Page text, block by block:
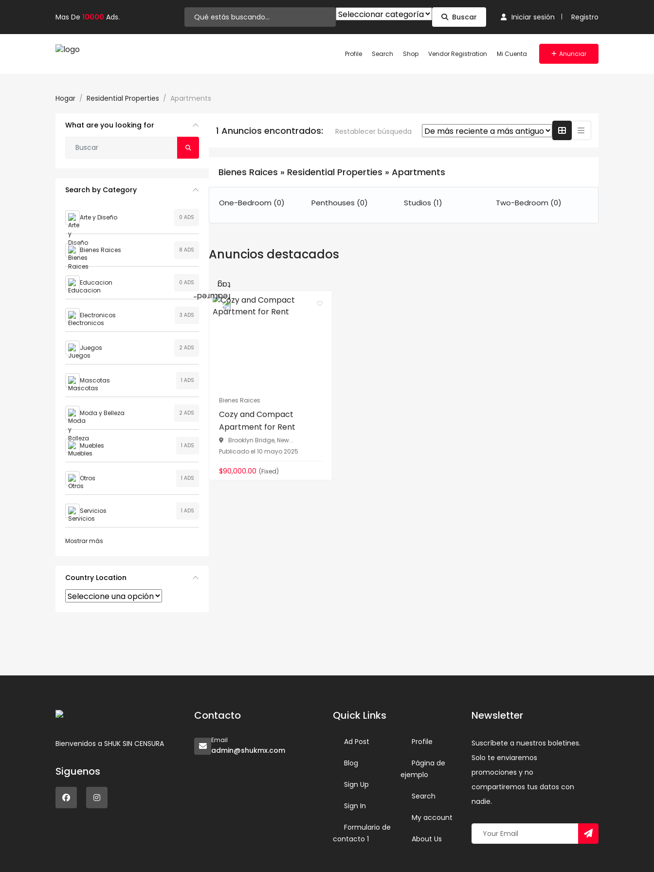
Mas De 10000 Ads. Buscar Iniciar sesión Registro
Profile Search Shop Vendor Registration Mi Cuenta Anunciar
Hogar Residential Properties Apartments
What are you looking for
Search by Category
Arte y Diseño 0 ADS
Bienes Raices 8 ADS
Educacion 0 ADS
Electronicos 3 ADS
Juegos 2 ADS
Mascotas 1 ADS
Moda y Belleza 2 ADS
Muebles 1 ADS
Otros 1 ADS
Servicios 1 ADS
Mostrar más
Country Location
1 Anuncios encontrados: Restablecer búsqueda
Bienes Raices » Residential Properties » Apartments
One-Bedroom (0) Penthouses (0) Studios (1) Two-Bedroom (0)
Anuncios destacados
Bienes Raices
Cozy and Compact
Apartment for Rent
Brooklyn Bridge, New...
Publicado el 10 mayo 2025
$90,000.00 (Fixed)
Bienvenidos a SHUK SIN CENSURA
Siguenos
Contacto
Email
admin@shukmx.com
Quick Links
Ad Post
Blog
Sign Up
Sign In
Formulario de
contacto 1
Profile
Página de
ejemplo
Search
My account
About Us
Newsletter
Suscríbete a nuestros boletines.
Solo te enviaremos
promociones y no
compartiremos tus datos con
nadie.